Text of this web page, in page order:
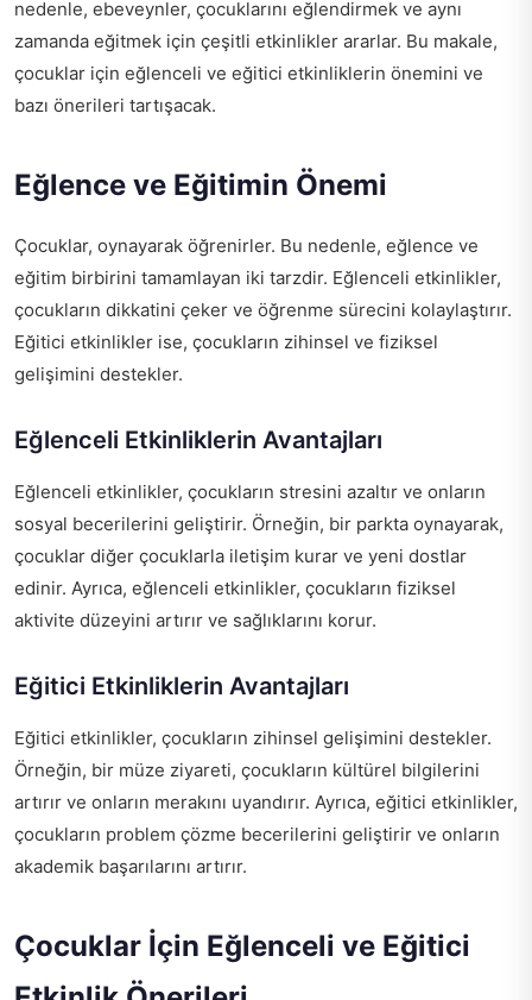
nedenle, ebeveynler, çocuklarını eğlendirmek ve aynı
zamanda eğitmek için çeşitli etkinlikler ararlar. Bu makale,
çocuklar için eğlenceli ve eğitici etkinliklerin önemini ve
bazı önerileri tartışacak.
Eğlence ve Eğitimin Önemi
Çocuklar, oynayarak öğrenirler. Bu nedenle, eğlence ve
eğitim birbirini tamamlayan iki tarzdir. Eğlenceli etkinlikler,
çocukların dikkatini çeker ve öğrenme sürecini kolaylaştırır.
Eğitici etkinlikler ise, çocukların zihinsel ve fiziksel
gelişimini destekler.
Eğlenceli Etkinliklerin Avantajları
Eğlenceli etkinlikler, çocukların stresini azaltır ve onların
sosyal becerilerini geliştirir. Örneğin, bir parkta oynayarak,
çocuklar diğer çocuklarla iletişim kurar ve yeni dostlar
edinir. Ayrıca, eğlenceli etkinlikler, çocukların fiziksel
aktivite düzeyini artırır ve sağlıklarını korur.
Eğitici Etkinliklerin Avantajları
Eğitici etkinlikler, çocukların zihinsel gelişimini destekler.
Örneğin, bir müze ziyareti, çocukların kültürel bilgilerini
artırır ve onların merakını uyandırır. Ayrıca, eğitici etkinlikler,
çocukların problem çözme becerilerini geliştirir ve onların
akademik başarılarını artırır.
Çocuklar İçin Eğlenceli ve Eğitici